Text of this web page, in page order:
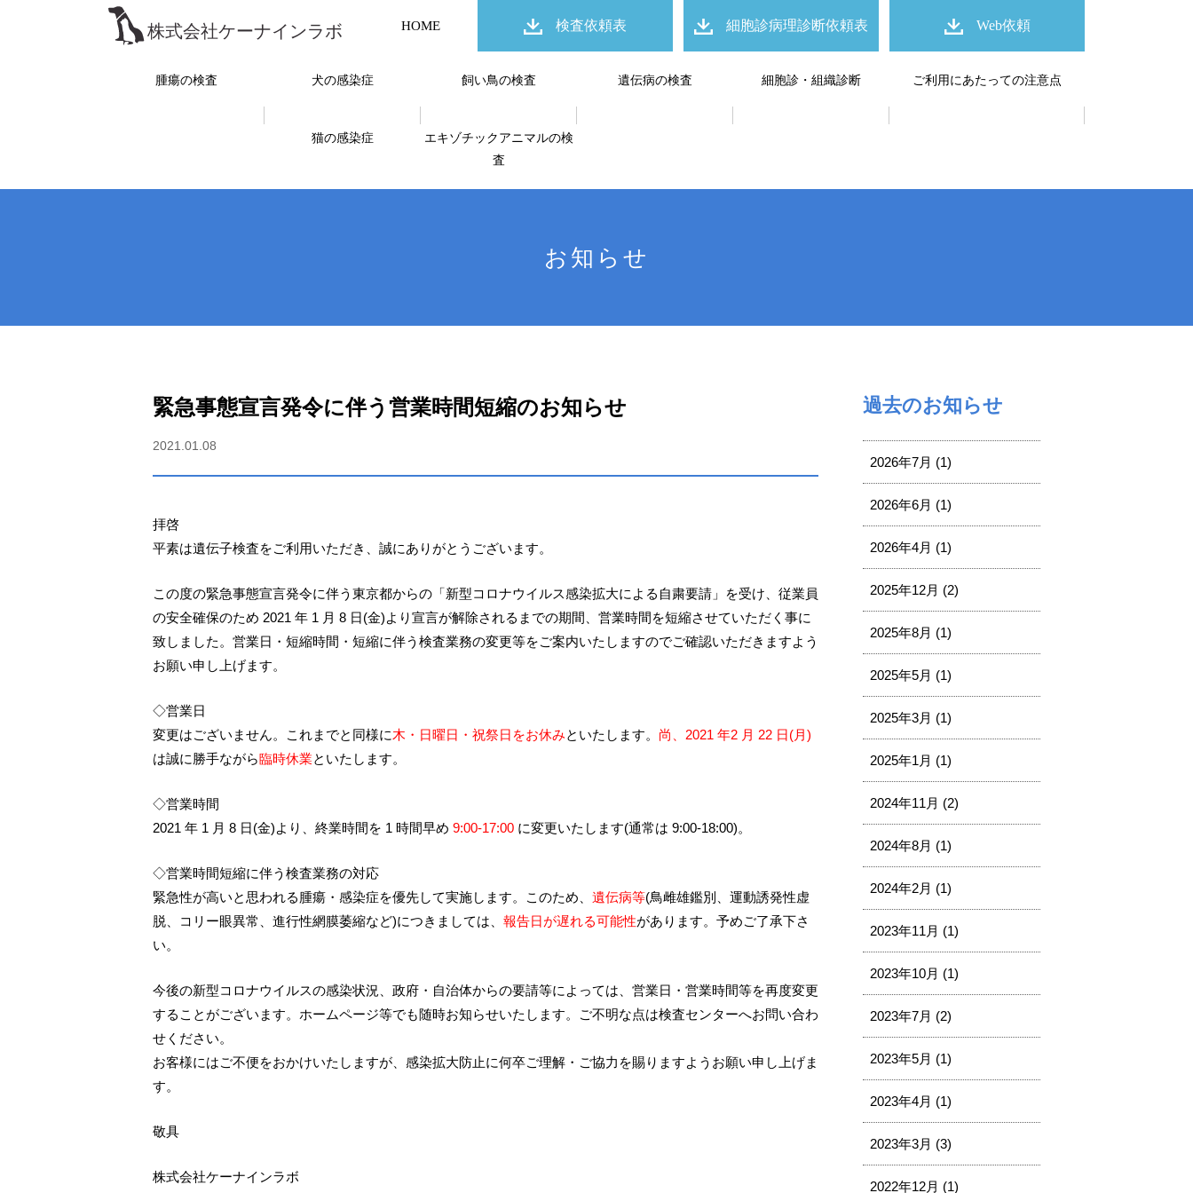
HOME 検査依頼表 細胞診病理診断依頼表 Web依頼
腫瘍の検査 犬の感染症
猫の感染症
飼い鳥の検査
エキゾチックアニマルの検
査
遺伝病の検査 細胞診・組織診断 ご利用にあたっての注意点
お知らせ
緊急事態宣言発令に伴う営業時間短縮のお知らせ
2021.01.08
拝啓
平素は遺伝子検査をご利用いただき、誠にありがとうございます。
この度の緊急事態宣言発令に伴う東京都からの「新型コロナウイルス感染拡大による自粛要請」を受け、従業員
の安全確保のため 2021 年 1 月 8 日(金)より宣言が解除されるまでの期間、営業時間を短縮させていただく事に
致しました。営業日・短縮時間・短縮に伴う検査業務の変更等をご案内いたしますのでご確認いただきますよう
お願い申し上げます。
◇営業日
変更はございません。これまでと同様に木・日曜日・祝祭日をお休みといたします。 尚、2021 年2 月 22 日(月)
は誠に勝手ながら臨時休業といたします。
◇営業時間
2021 年 1 月 8 日(金)より、終業時間を 1 時間早め 9:00-17:00 に変更いたします(通常は 9:00-18:00)。
◇営業時間短縮に伴う検査業務の対応
緊急性が高いと思われる腫瘍・感染症を優先して実施します。このため、 遺伝病等(鳥雌雄鑑別、運動誘発性虚
脱、コリー眼異常、進行性網膜萎縮など)につきましては、 報告日が遅れる可能性があります。予めご了承下さ
い。
今後の新型コロナウイルスの感染状況、政府・自治体からの要請等によっては、営業日・営業時間等を再度変更
することがございます。ホームページ等でも随時お知らせいたします。ご不明な点は検査センターへお問い合わ
せください。
お客様にはご不便をおかけいたしますが、感染拡大防止に何卒ご理解・ご協力を賜りますようお願い申し上げま
す。
敬具
株式会社ケーナインラボ
過去のお知らせ
2026年7月 (1)
2026年6月 (1)
2026年4月 (1)
2025年12月 (2)
2025年8月 (1)
2025年5月 (1)
2025年3月 (1)
2025年1月 (1)
2024年11月 (2)
2024年8月 (1)
2024年2月 (1)
2023年11月 (1)
2023年10月 (1)
2023年7月 (2)
2023年5月 (1)
2023年4月 (1)
2023年3月 (3)
2022年12月 (1)